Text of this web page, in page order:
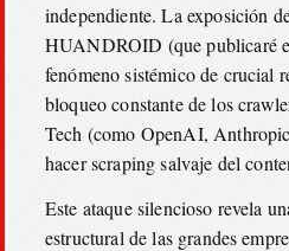
independiente. La exposición
HUANDROID (que publicaré
fenómeno sistémico de crucial
bloqueo constante de los
Tech (como OpenAI,
hacer scraping salvaje del
Este ataque silencioso revela
estructural de las grandes